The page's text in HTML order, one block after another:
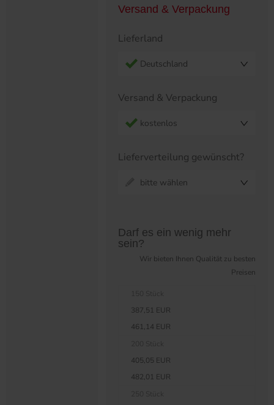
Versand & Verpackung
Lieferland
Deutschland
Versand & Verpackung
kostenlos
Lieferverteilung gewünscht?
bitte wählen
Darf es ein wenig mehr
sein?
Wir bieten Ihnen Qualität zu besten
Preisen
387,51 EUR
461,14 EUR
405,05 EUR
482,01 EUR